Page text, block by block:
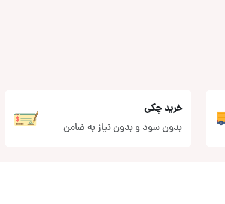
خرید چکی
بدون سود و بدون نیاز به ضامن